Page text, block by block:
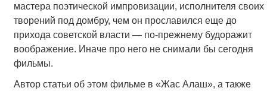
мастера поэтической импровизации, исполнителя своих
творений под домбру, чем он прославился еще до
прихода советской власти — по-прежнему будоражит
воображение. Иначе про него не снимали бы сегодня
фильмы.
Автор статьи об этом фильме в «Жас Алаш», а также